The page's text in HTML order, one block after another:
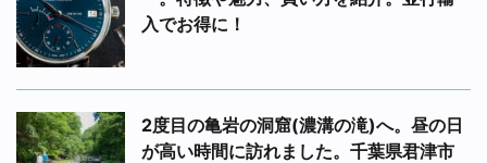
入でお得に！
2度目の亀岩の洞窟(濃溝の滝)へ。昼の日
が高い時間に訪れました。千葉県君津市